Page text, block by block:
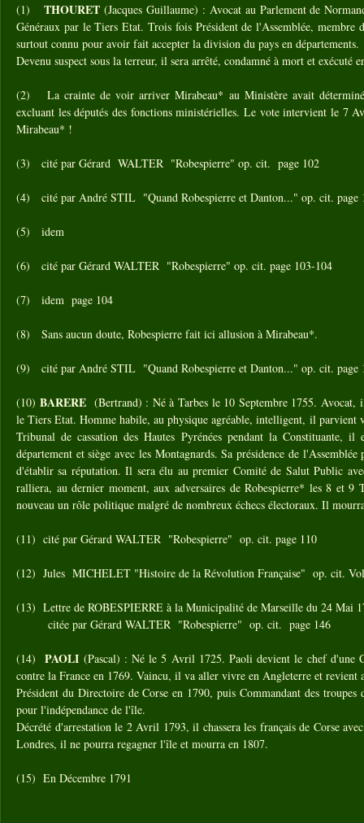
(1) THOURET(Jacques Guillaume) : Avocat au Parlement de
Généraux par le Tiers Etat. Trois fois Président de l'Assemblée,
surtout connu pour avoir fait accepter la division du pays en départements.
Devenu suspect sous la terreur, il sera arrêté, condamné à mort et exécuté
(2) La crainte de voir arriver Mirabeau* au Ministère avait
excluant les députés des fonctions ministérielles. Le vote intervient le 7
Mirabeau* !
(3) cité par Gérard WALTER "Robespierre" op. cit. page 102
(4) cité par André STIL "Quand Robespierre et Danton..." op. cit. page
(5) idem
(6) cité par Gérard WALTER "Robespierre" op. cit. page 103-104
(7) idem page 104
(8) Sans aucun doute, Robespierre fait ici allusion à Mirabeau*.
(9) cité par André STIL "Quand Robespierre et Danton..." op. cit. page
(10) BARERE(Bertrand) : Né à Tarbes le 10 Septembre 1755. Avocat,
le Tiers Etat. Homme habile, au physique agréable, intelligent, il parvient
Tribunal de cassation des Hautes Pyrénées pendant la Constituante,
département et siège avec les Montagnards. Sa présidence de
d'établir sa réputation. Il sera élu au premier Comité de Salut Public
ralliera, au dernier moment, aux adversaires de Robespierre* les 8 et 9
nouveau un rôle politique malgré de nombreux échecs électoraux. Il
(11) cité par Gérard WALTER "Robespierre" op. cit. page 110
(12) Jules MICHELET "Histoire de la Révolution Française" op. cit.
(13) Lettre de ROBESPIERRE à la Municipalité de Marseille du 24 Mai
citée par Gérard WALTER "Robespierre" op. cit. page 146
(14)PAOLI (Pascal) : Né le 5 Avril 1725. Paoli devient le chef d'une
contre la France en 1769. Vaincu, il va aller vivre en Angleterre et revient
Président du Directoire de Corse en 1790, puis Commandant des troupes
pour l'indépendance de l'île.
Décrété d'arrestation le 2 Avril 1793, il chassera les français de Corse
Londres, il ne pourra regagner l'île et mourra en 1807.
(15) En Décembre 1791